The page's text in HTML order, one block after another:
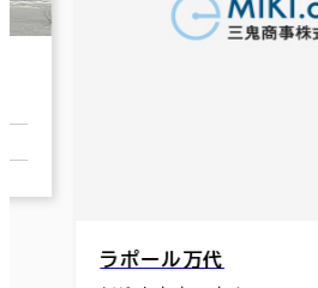
だいし海上ビルディング